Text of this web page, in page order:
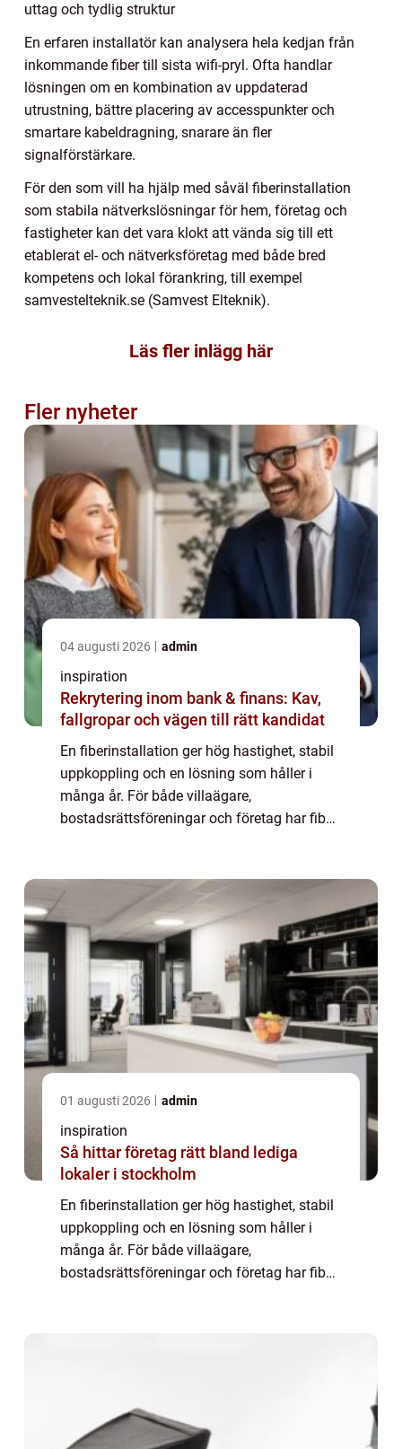
uttag och tydlig struktur
En erfaren installatör kan analysera hela kedjan från
inkommande fiber till sista wifi-pryl. Ofta handlar
lösningen om en kombination av uppdaterad
utrustning, bättre placering av accesspunkter och
smartare kabeldragning, snarare än fler
signalförstärkare.
För den som vill ha hjälp med såväl fiberinstallation
som stabila nätverkslösningar för hem, företag och
fastigheter kan det vara klokt att vända sig till ett
etablerat el- och nätverksföretag med både bred
kompetens och lokal förankring, till exempel
samvestelteknik.se (Samvest Elteknik).
Läs fler inlägg här
Fler nyheter
04 augusti 2026 admin
inspiration
Rekrytering inom bank & finans: Kav,
fallgropar och vägen till rätt kandidat
En fiberinstallation ger hög hastighet, stabil
uppkoppling och en lösning som håller i
många år. För både villaägare,
bostadsrättsföreningar och företag har fiber
01 augusti 2026 admin
inspiration
Så hittar företag rätt bland lediga
lokaler i stockholm
En fiberinstallation ger hög hastighet, stabil
uppkoppling och en lösning som håller i
många år. För både villaägare,
bostadsrättsföreningar och företag har fiber